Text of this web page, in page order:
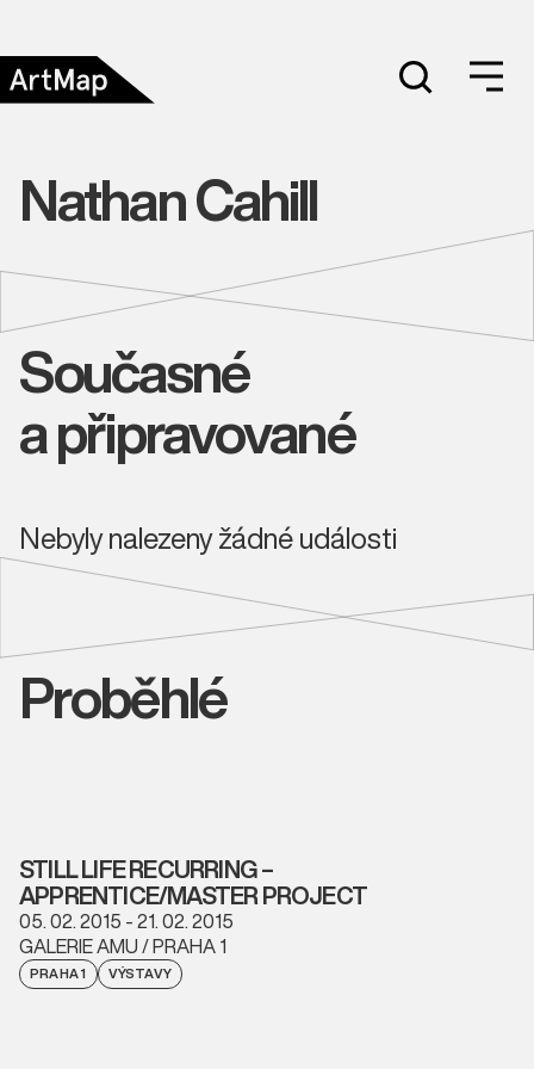
Nathan Cahill
Současné
a připravované
Nebyly nalezeny žádné události
Proběhlé
STILL LIFE RECURRING –
APPRENTICE/MASTER PROJECT
05. 02. 2015 - 21. 02. 2015
GALERIE AMU / PRAHA 1
PRAHA 1 VÝSTAVY